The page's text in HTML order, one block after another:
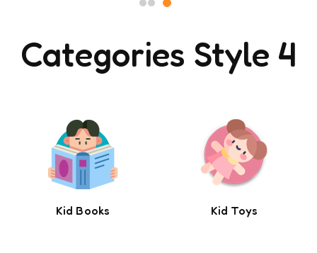
Categories Style 4
Kid Toys
Kid Books